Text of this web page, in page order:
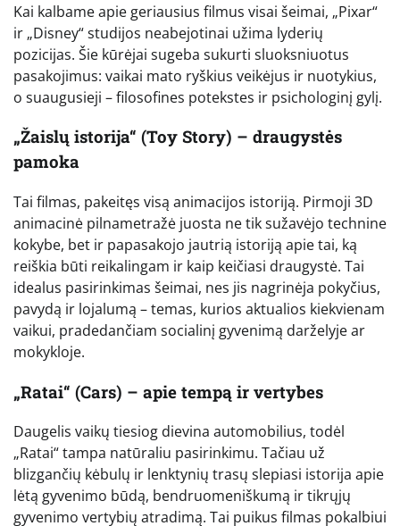
Kai kalbame apie geriausius filmus visai šeimai, „Pixar“
ir „Disney“ studijos neabejotinai užima lyderių
pozicijas. Šie kūrėjai sugeba sukurti sluoksniuotus
pasakojimus: vaikai mato ryškius veikėjus ir nuotykius,
o suaugusieji – filosofines potekstes ir psichologinį gylį.
„Žaislų istorija“ (Toy Story) – draugystės
pamoka
Tai filmas, pakeitęs visą animacijos istoriją. Pirmoji 3D
animacinė pilnametražė juosta ne tik sužavėjo technine
kokybe, bet ir papasakojo jautrią istoriją apie tai, ką
reiškia būti reikalingam ir kaip keičiasi draugystė. Tai
idealus pasirinkimas šeimai, nes jis nagrinėja pokyčius,
pavydą ir lojalumą – temas, kurios aktualios kiekvienam
vaikui, pradedančiam socialinį gyvenimą darželyje ar
mokykloje.
„Ratai“ (Cars) – apie tempą ir vertybes
Daugelis vaikų tiesiog dievina automobilius, todėl
„Ratai“ tampa natūraliu pasirinkimu. Tačiau už
blizgančių kėbulų ir lenktynių trasų slepiasi istorija apie
lėtą gyvenimo būdą, bendruomeniškumą ir tikrųjų
gyvenimo vertybių atradimą. Tai puikus filmas pokalbiui